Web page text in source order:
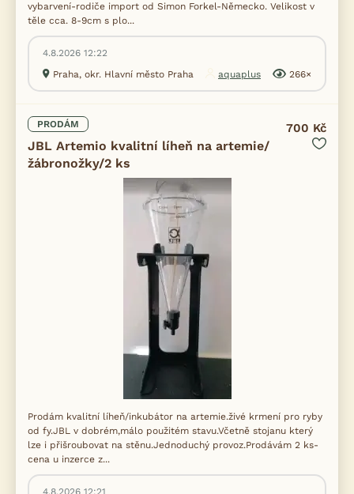
vybarvení-rodiče import od Simon Forkel-Německo. Velikost v
těle cca. 8-9cm s plo...
4.8.2026 12:22
Praha, okr. Hlavní město Praha
aquaplus 266×
PRODÁM
JBL Artemio kvalitní líheň na artemie/
žábronožky/2 ks
700 Kč
Prodám kvalitní líheň/inkubátor na artemie.živé krmení pro ryby
od fy.JBL v dobrém,málo použitém stavu.Včetně stojanu který
lze i přišroubovat na stěnu.Jednoduchý provoz.Prodávám 2 ks-
cena u inzerce z...
4.8.2026 12:21